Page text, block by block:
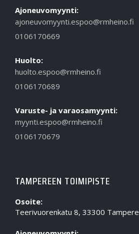
Ajoneuvomyynti:
ajoneuvomyynti.espoo@rmheino.fi
0106170669
Huolto:
huolto.espoo@rmheino.fi
0106170689
Varuste- ja varaosamyynti:
myynti.espoo@rmheino.fi
0106170679
TAMPEREEN TOIMIPISTE
Osoite:
Teerivuorenkatu 8, 33300 Tampere